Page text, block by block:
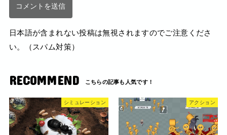
日本語が含まれない投稿は無視されますのでご注意くださ
い。（スパム対策）
RECOMMEND
シミュレーション アクション